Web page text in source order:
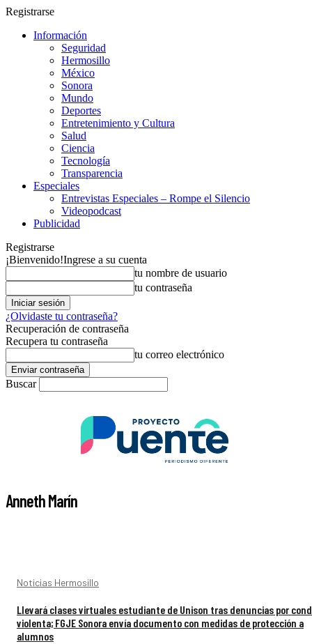
Registrarse
Información
Seguridad
Hermosillo
México
Sonora
Mundo
Deportes
Entretenimiento y Cultura
Salud
Ciencia
Tecnología
Transparencia
Especiales
Entrevistas Especiales – Rompe el Silencio
Videopodcast
Publicidad
Registrarse
¡Bienvenido!Ingrese a su cuenta
tu nombre de usuario
tu contraseña
¿Olvidaste tu contraseña?
Recuperación de contraseña
Recupera tu contraseña
tu correo electrónico
Buscar
Anneth Marín
Noticias Hermosillo
Llevará clases virtuales estudiante de Unison tras denuncias por
violenta; FGJE Sonora envía documento con medidas de protección a
alumnos